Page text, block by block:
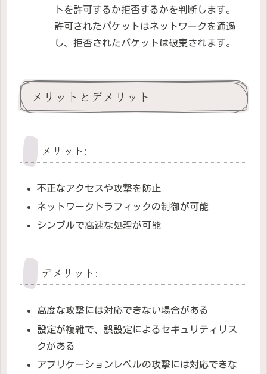
トを許可するか拒否するかを判断します。
許可されたパケットはネットワークを通過
し、拒否されたパケットは破棄されます。
メリットとデメリット
メリット:
不正なアクセスや攻撃を防止
ネットワークトラフィックの制御が可能
シンプルで高速な処理が可能
デメリット:
高度な攻撃には対応できない場合がある
設定が複雑で、誤設定によるセキュリティリス
クがある
アプリケーションレベルの攻撃には対応できな